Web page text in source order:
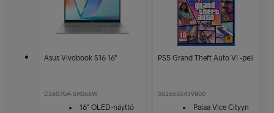
Asus Vivobook S16 16"
D3607GA-SH066W
16" OLED-näyttö
PS5 Grand Theft Auto VI -peli
5026555439800
Palaa Vice Cityyn